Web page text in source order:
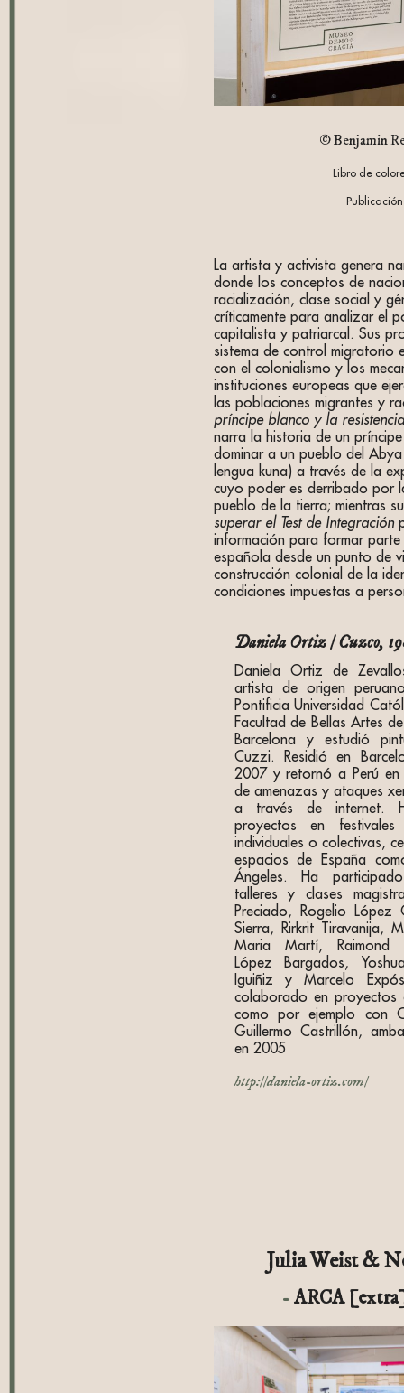
© Benjamin
Libro de
Publicación
La artista y activista genera
donde los conceptos de
racialización, clase social y
críticamente para analizar el
capitalista y patriarcal. Sus
sistema de control migratorio
con el colonialismo y los
instituciones europeas que
las poblaciones migrantes y
príncipe blanco y la
narra la historia de un
dominar a un pueblo del Abya
lengua kuna) a través de la
cuyo poder es derribado por
pueblo de la tierra; mientras
superar el Test de Integración
información para formar
española desde un punto de
construcción colonial de la
condiciones impuestas a
Daniela Ortiz / Cuzco,
Daniela Ortiz de
artista de origen
Pontificia Universidad
Facultad de Bellas Artes
Barcelona y estudió
Cuzzi. Residió en
2007 y retornó a Perú
de amenazas y ataques
a través de internet.
proyectos en
individuales o colectivas,
espacios de España
Ángeles. Ha
talleres y clases
Preciado, Rogelio López
Sierra, Rirkrit Tiravanija,
Maria Martí, Raimond
López Bargados,
Iguiñiz y Marcelo
colaborado en
como por ejemplo con
Guillermo Castrillón,
en 2005
http://daniela-ortiz.com/
Julia Weist &
ARCA